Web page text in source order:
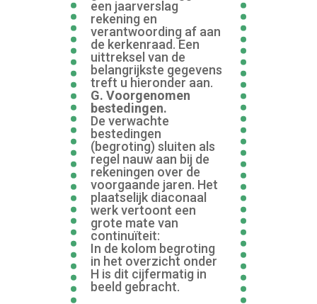
een jaarverslag
rekening en
verantwoording af aan
de kerkenraad. Een
uittreksel van de
belangrijkste gegevens
treft u hieronder aan.
G. Voorgenomen
bestedingen.
De verwachte
bestedingen
(begroting) sluiten als
regel nauw aan bij de
rekeningen over de
voorgaande jaren. Het
plaatselijk diaconaal
werk vertoont een
grote mate van
continuïteit:
In de kolom begroting
in het overzicht onder
H is dit cijfermatig in
beeld gebracht.